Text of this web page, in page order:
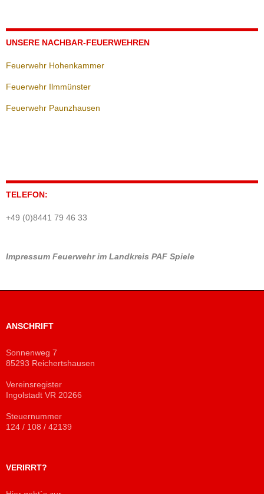
UNSERE NACHBAR-FEUERWEHREN
Feuerwehr Hohenkammer
Feuerwehr Ilmmünster
Feuerwehr Paunzhausen
TELEFON:
+49 (0)8441 79 46 33
Impressum Feuerwehr im Landkreis PAF Spiele
ANSCHRIFT
Sonnenweg 7
85293 Reichertshausen
Vereinsregister
Ingolstadt VR 20266
Steuernummer
124 / 108 / 42139
VERIRRT?